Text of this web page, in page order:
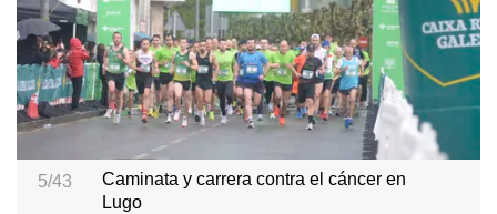
5/43
Caminata y carrera contra el cáncer en
Lugo